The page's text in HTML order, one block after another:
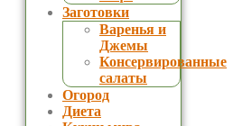
Заготовки
Варенья и
Джемы
Консервированные
салаты
Огород
Диета